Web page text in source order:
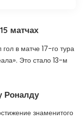
матчах
в матче 17-го тура
Это стало 13-м
Роналду
знаменитого